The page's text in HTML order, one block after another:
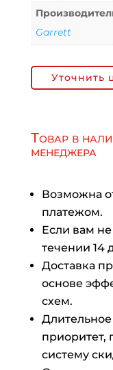
Garrett
Уточнить
Товар в
менеджера
Возможна
платежом.
Если вам
течении 14
Доставка
основе
схем.
Длительное
приоритет,
систему